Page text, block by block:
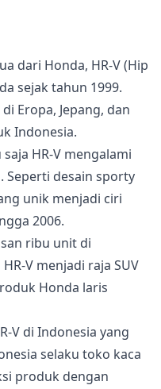
dari Honda, HR-V (Hip
sejak tahun 1999.
Eropa, Jepang, dan
Indonesia.
HR-V mengalami
Seperti desain sporty
unik menjadi ciri
2006.
ribu unit di
V menjadi raja SUV
Honda laris
V di Indonesia yang
selaku toko kaca
produk dengan